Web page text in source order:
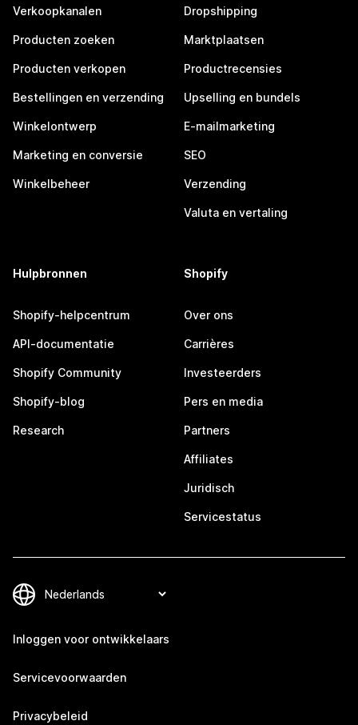
Verkoopkanalen
Producten zoeken
Producten verkopen
Bestellingen en verzending
Winkelontwerp
Marketing en conversie
Winkelbeheer
Dropshipping
Marktplaatsen
Productrecensies
Upselling en bundels
E-mailmarketing
SEO
Verzending
Valuta en vertaling
Hulpbronnen
Shopify-helpcentrum
API-documentatie
Shopify Community
Shopify-blog
Research
Shopify
Over ons
Carrières
Investeerders
Pers en media
Partners
Affiliates
Juridisch
Servicestatus
Inloggen voor ontwikkelaars
Servicevoorwaarden
Privacybeleid